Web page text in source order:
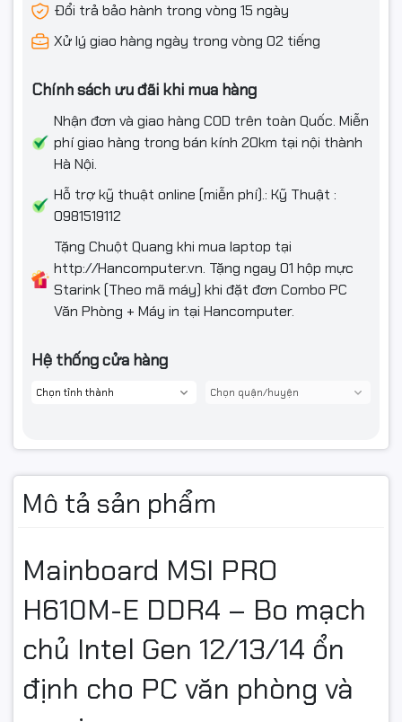
Đổi trả bảo hành trong vòng 15 ngày
Xử lý giao hàng ngày trong vòng 02 tiếng
Chính sách ưu đãi khi mua hàng
Nhận đơn và giao hàng COD trên toàn Quốc. Miễn
phí giao hàng trong bán kính 20km tại nội thành
Hà Nội.
Hỗ trợ kỹ thuật online (miễn phí).: Kỹ Thuật :
0981519112
Tặng Chuột Quang khi mua laptop tại
http://Hancomputer.vn. Tặng ngay 01 hộp mực
Starink (Theo mã máy) khi đặt đơn Combo PC
Văn Phòng + Máy in tại Hancomputer.
Hệ thống cửa hàng
Mô tả sản phẩm
Mainboard MSI PRO
H610M-E DDR4 – Bo mạch
chủ Intel Gen 12/13/14 ổn
định cho PC văn phòng và